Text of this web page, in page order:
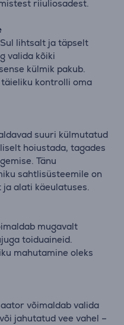
riiuliosadest.
lihtsalt ja täpselt
valida kõiki
külmik pakub.
kontrolli oma
suuri külmutatud
hoiustada, tagades
Tänu
sahtlisüsteemile on
alati käeulatuses.
mugavalt
toiduaineid.
mahutamine oleks
võimaldab valida
jahutatud vee vahel –